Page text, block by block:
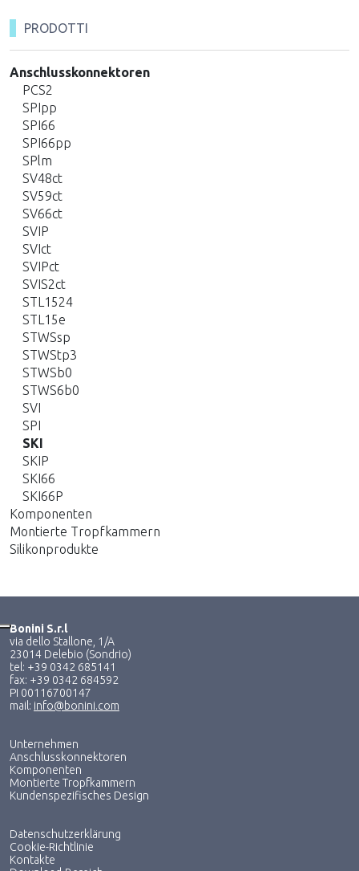
PRODOTTI
Anschlusskonnektoren
PCS2
SPIpp
SPI66
SPI66pp
SPlm
SV48ct
SV59ct
SV66ct
SVIP
SVIct
SVIPct
SVIS2ct
STL1524
STL15e
STWSsp
STWStp3
STWSb0
STWS6b0
SVI
SPI
SKI
SKIP
SKI66
SKI66P
Komponenten
Montierte Tropfkammern
Silikonprodukte
Bonini S.r.l
via dello Stallone, 1/A
23014 Delebio (Sondrio)
tel: +39 0342 685141
fax: +39 0342 684592
PI 00116700147
mail: info@bonini.com
Unternehmen
Anschlusskonnektoren
Komponenten
Montierte Tropfkammern
Kundenspezifisches Design
Datenschutzerklärung
Cookie-Richtlinie
Kontakte